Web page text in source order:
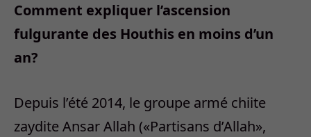
Comment expliquer l’ascension
fulgurante des Houthis en moins d’un
an?
Depuis l’été 2014, le groupe armé chiite
zaydite Ansar Allah («Partisans d’Allah»,